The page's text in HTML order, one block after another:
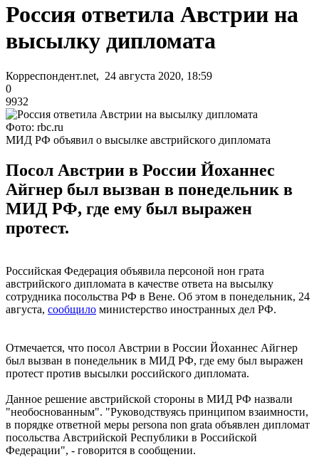
Россия ответила Австрии на
высылку дипломата
Корреспондент.net, 24 августа 2020, 18:59
0
9932
Фото: rbc.ru
МИД РФ объявил о высылке австрийского дипломата
Посол Австрии в России Йоханнес
Айгнер был вызван в понедельник в
МИД РФ, где ему был выражен
протест.
Российская Федерация объявила персоной нон грата
австрийского дипломата в качестве ответа на высылку
сотрудника посольства РФ в Вене. Об этом в понедельник, 24
августа, сообщило министерство иностранных дел РФ.
Отмечается, что посол Австрии в России Йоханнес Айгнер
был вызван в понедельник в МИД РФ, где ему был выражен
протест против высылки российского дипломата.
Данное решение австрийской стороны в МИД РФ назвали
"необоснованным". "Руководствуясь принципом взаимности,
в порядке ответной меры persona non grata объявлен дипломат
посольства Австрийской Республики в Российской
Федерации", - говорится в сообщении.